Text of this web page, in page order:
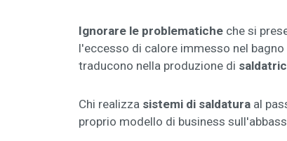
Ignorare le problematiche che si
l'eccesso di calore immesso nel
traducono nella produzione di
Chi realizza sistemi di saldatura al
proprio modello di business